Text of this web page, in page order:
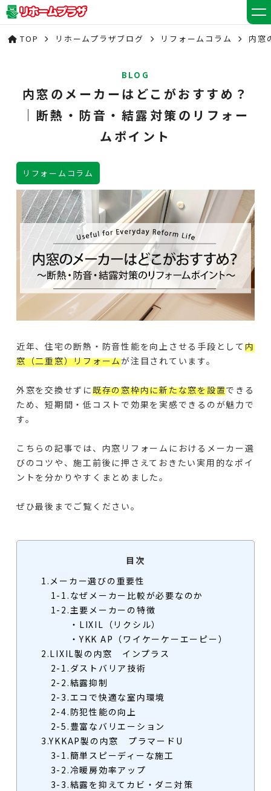
TOP リホームプラザブログ リフォームコラム 内窓
BLOG
内窓のメーカーはどこがおすすめ？
｜断熱・防音・結露対策のリフォー
ムポイント
リフォームコラム
近年、住宅の断熱・防音性能を向上させる手段として 内
窓（二重窓）リフォームが注目されています。
外窓を交換せずに既存の窓枠内に新たな窓を設置できる
ため、短期間・低コストで効果を実感できるのが魅力で
す。
こちらの記事では、内窓リフォームにおけるメーカー選
びのコツや、施工前後に押さえておきたい実用的なポイ
ントを分かりやすくまとめました。
ぜひ最後までご覧ください。
目次
1.メーカー選びの重要性
1-1.なぜメーカー比較が必要なのか
1-2.主要メーカーの特徴
・LIXIL（リクシル）
・YKK AP（ワイケーケーエーピー）
2.LIXIL製の内窓 インプラス
2-1.ダストバリア技術
2-2.結露抑制
2-3.エコで快適な室内環境
2-4.防犯性能の向上
2-5.豊富なバリエーション
3.YKKAP製の内窓 プラマードU
3-1.簡単スピーディーな施工
3-2.冷暖房効率アップ
3-3.結露を抑えてカビ・ダニ対策